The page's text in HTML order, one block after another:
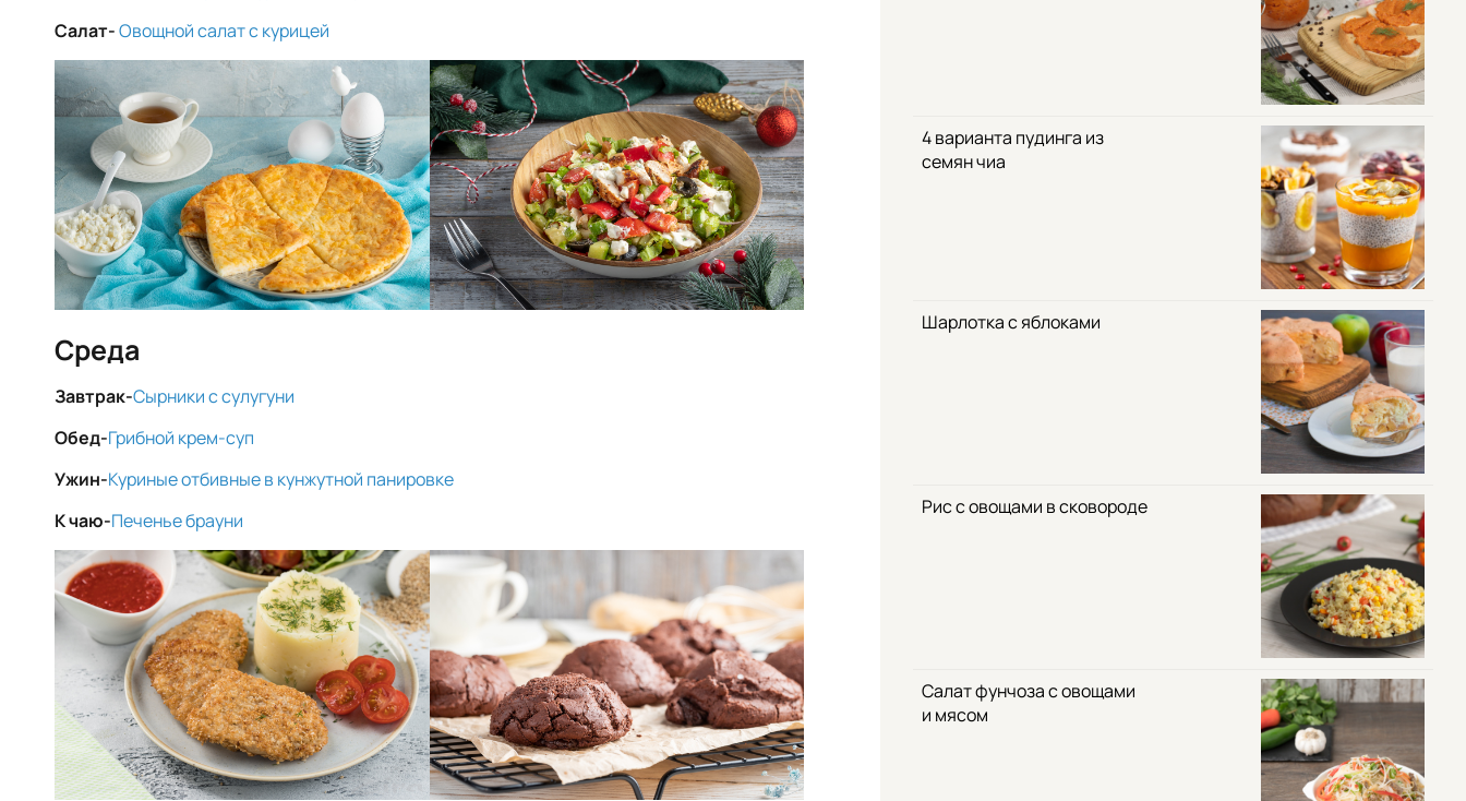
Салат-Овощной салат с курицей
Среда
Завтрак-Сырники с сулугуни
Обед-Грибной крем-суп
Ужин-Куриные отбивные в кунжутной панировке
К чаю-Печенье брауни
4 варианта пудинга из
семян чиа
Шарлотка с яблоками
Рис с овощами в сковороде
Салат фунчоза с овощами
и мясом